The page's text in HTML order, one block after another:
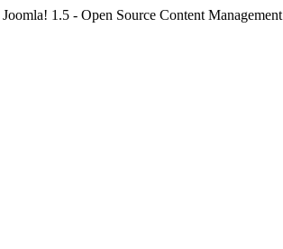
Joomla! 1.5 - Open Source Content Management